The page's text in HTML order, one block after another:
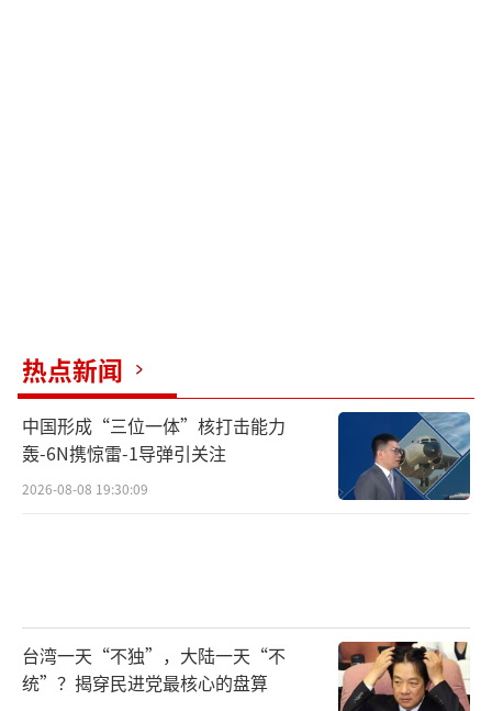
热点新闻
中国形成“三位一体”核打击能力
轰-6N携惊雷-1导弹引关注
2026-08-08 19:30:09
台湾一天“不独”，大陆一天“不
统”？揭穿民进党最核心的盘算